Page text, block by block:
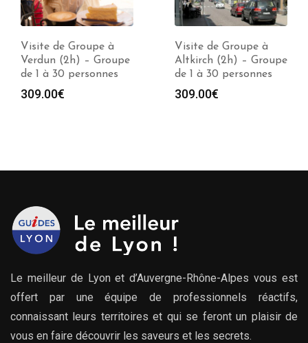
Visite de Groupe à
Verdun (2h) – Groupe
de 1 à 30 personnes
309.00€
Visite de Groupe à
Altkirch (2h) – Groupe
de 1 à 30 personnes
309.00€
Le meilleur de Lyon et d’Auvergne-Rhône-Alpes vous est
offert par une équipe de professionnels réactifs,
connaissant leurs territoires et qui se feront un plaisir de
vous en faire découvrir les saveurs et les secrets.